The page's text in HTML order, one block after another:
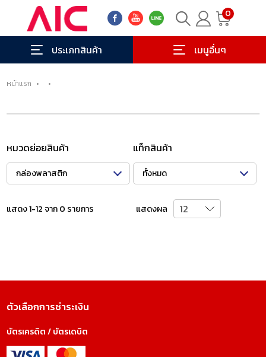
0
ประเภทสินค้า เมนูอื่นๆ
หน้าแรก • •
หมวดย่อยสินค้า
กล่องพลาสติก
แท็กสินค้า
ทั้งหมด
แสดง 1-12 จาก 0 รายการ แสดงผล
ตัวเลือกการชำระเงิน
บัตรเครดิต / บัตรเดบิต